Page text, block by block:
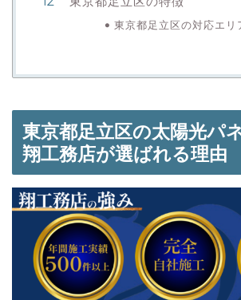
東京都足立区の対応エリ
東京都足立区の太陽光パ
翔工務店が選ばれる理由